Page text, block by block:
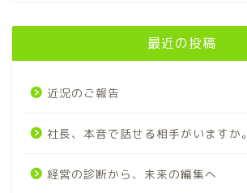
最近の投稿
近況のご報告
社長、本音で話せる相手がいますか。
経営の診断から、未来の編集へ